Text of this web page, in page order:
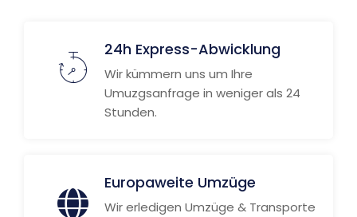
24h Express-Abwicklung
Wir kümmern uns um Ihre
Umuzgsanfrage in weniger als 24
Stunden.
Europaweite Umzüge
Wir erledigen Umzüge & Transporte